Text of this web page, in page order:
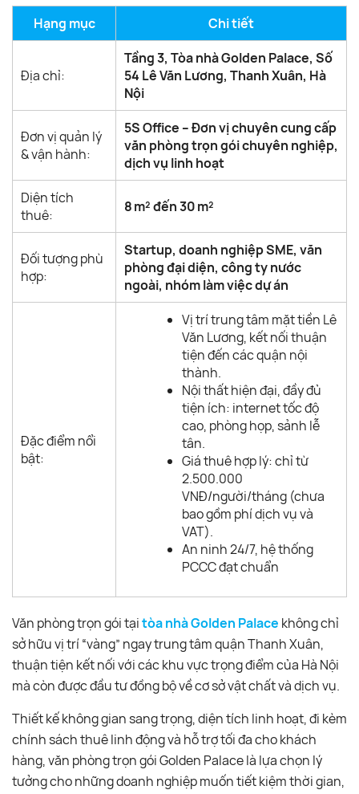
Hạng mục Chi tiết
Địa chỉ:
Tầng 3, Tòa nhà Golden Palace, Số
54 Lê Văn Lương, Thanh Xuân, Hà
Nội
Đơn vị quản lý
& vận hành:
5S Office – Đơn vị chuyên cung cấp
văn phòng trọn gói chuyên nghiệp,
dịch vụ linh hoạt
Diện tích
thuê:
8 m² đến 30 m²
Đối tượng phù
hợp:
Startup, doanh nghiệp SME, văn
phòng đại diện, công ty nước
ngoài, nhóm làm việc dự án
Đặc điểm nổi
bật:
Vị trí trung tâm mặt tiền Lê
Văn Lương, kết nối thuận
tiện đến các quận nội
thành.
Nội thất hiện đại, đầy đủ
tiện ích: internet tốc độ
cao, phòng họp, sảnh lễ
tân.
Giá thuê hợp lý: chỉ từ
2.500.000
VNĐ/người/tháng (chưa
bao gồm phí dịch vụ và
VAT).
An ninh 24/7, hệ thống
PCCC đạt chuẩn
Văn phòng trọn gói tạitòa nhà Golden Palace không chỉ
sở hữu vị trí “vàng” ngay trung tâm quận Thanh Xuân,
thuận tiện kết nối với các khu vực trọng điểm của Hà Nội
mà còn được đầu tư đồng bộ về cơ sở vật chất và dịch vụ.
Thiết kế không gian sang trọng, diện tích linh hoạt, đi kèm
chính sách thuê linh động và hỗ trợ tối đa cho khách
hàng, văn phòng trọn gói Golden Palace là lựa chọn lý
tưởng cho những doanh nghiệp muốn tiết kiệm thời gian,